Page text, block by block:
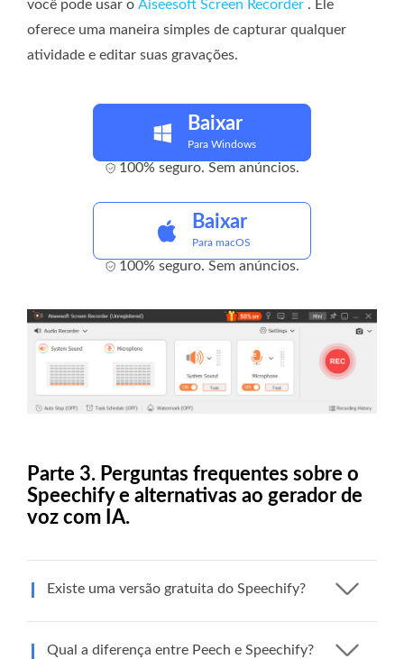
você pode usar o Aiseesoft Screen Recorder . Ele
oferece uma maneira simples de capturar qualquer
atividade e editar suas gravações.
Baixar
Para Windows
100% seguro. Sem anúncios.
Baixar
Para macOS
100% seguro. Sem anúncios.
Parte 3. Perguntas frequentes sobre o
Speechify e alternativas ao gerador de
voz com IA.
Existe uma versão gratuita do Speechify?
Qual a diferença entre Peech e Speechify?